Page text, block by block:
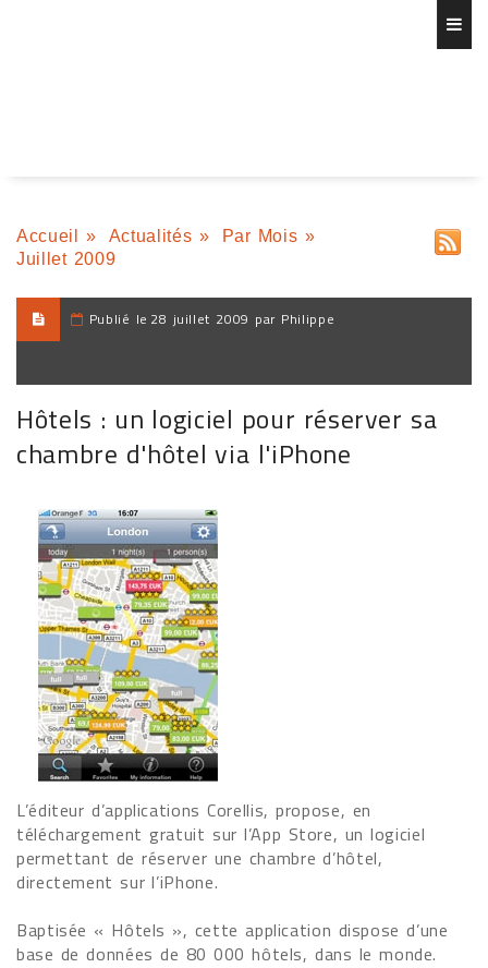
Accueil » Actualités » Par Mois »
Juillet 2009
Publié le 28 juillet 2009 par Philippe
Hôtels : un logiciel pour réserver sa
chambre d'hôtel via l'iPhone
L’éditeur d’applications Corellis, propose, en
téléchargement gratuit sur l’App Store, un logiciel
permettant de réserver une chambre d’hôtel,
directement sur l’iPhone.
Baptisée « Hôtels », cette application dispose d’une
base de données de 80 000 hôtels, dans le monde.